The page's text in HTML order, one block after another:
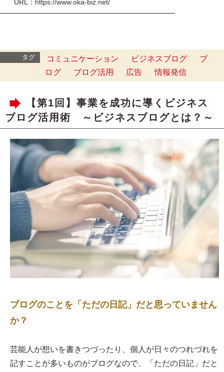
URL：https://www.oka-biz.net/
━━━━━━━━━━━━━━━━━━━━━━━━━
タグ コミュニケーション ビジネスブログ
ブ
ログ
ブログ活用 広告 情報発信
【第1回】事業を成功に導くビジネス
ブログ活用術 ～ビジネスブログとは？～
ブログのことを「ただの日記」だと思っていません
か？
芸能人が想いを書きつづったり、個人が日々のつれづれを
記すことが多いものがブログなので、「ただの日記」だと